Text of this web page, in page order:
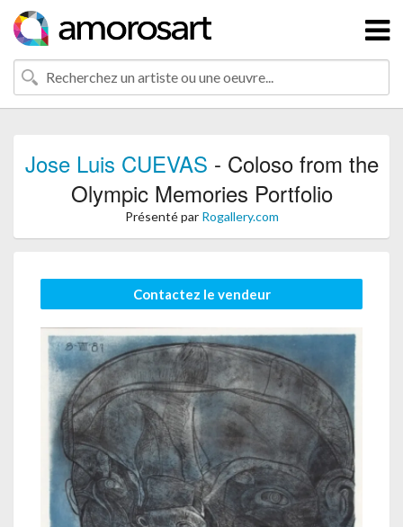
Jose Luis CUEVAS - Coloso from the
Olympic Memories Portfolio
Présenté par Rogallery.com
Contactez le vendeur